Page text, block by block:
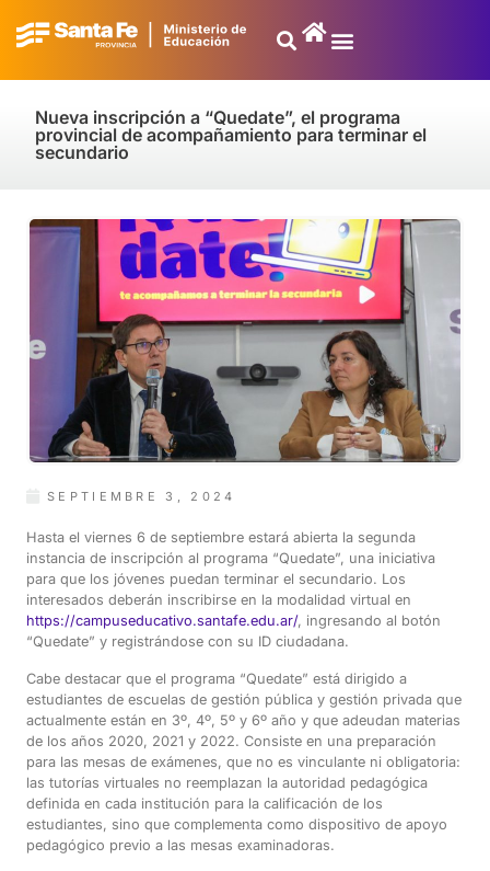
Nueva inscripción a “Quedate”, el programa
provincial de acompañamiento para terminar el
secundario
SEPTIEMBRE 3, 2024
Hasta el viernes 6 de septiembre estará abierta la segunda
instancia de inscripción al programa “Quedate”, una iniciativa
para que los jóvenes puedan terminar el secundario. Los
interesados deberán inscribirse en la modalidad virtual en
https://campuseducativo.santafe.edu.ar/, ingresando al botón
“Quedate” y registrándose con su ID ciudadana.
Cabe destacar que el programa “Quedate” está dirigido a
estudiantes de escuelas de gestión pública y gestión privada que
actualmente están en 3º, 4º, 5º y 6º año y que adeudan materias
de los años 2020, 2021 y 2022. Consiste en una preparación
para las mesas de exámenes, que no es vinculante ni obligatoria:
las tutorías virtuales no reemplazan la autoridad pedagógica
definida en cada institución para la calificación de los
estudiantes, sino que complementa como dispositivo de apoyo
pedagógico previo a las mesas examinadoras.